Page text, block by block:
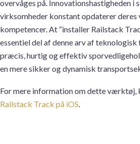
overvåges på. Innovationshastigheden i
virksomheder konstant opdaterer
kompetencer. At “installer Railstack
essentiel del af denne arv af
præcis, hurtig og effektiv
en mere sikker og dynamisk
For mere information om dette værktøj,
Railstack Track på iOS.